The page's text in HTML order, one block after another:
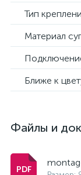
Тип
Материал
Ближе к
Файлы и